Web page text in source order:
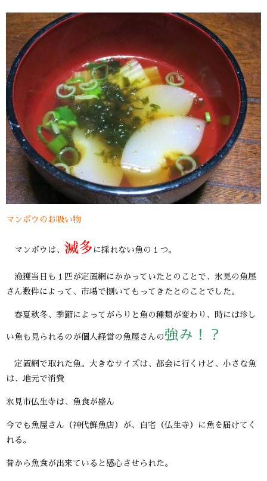
マンボウのお吸い物
マンボウは、 滅多 に採れない魚の１つ。
漁獲当日も１匹が定置網にかかっていたとのことで、氷見の魚屋
さん数件によって、市場で捌いてもってきたとのことでした。
春夏秋冬、季節によってがらりと魚の種類が変わり、時には珍し
い魚も見られるのが個人経営の魚屋さんの 強み！？
定置網で取れた魚。大きなサイズは、都会に行くけど、小さな魚
は、地元で消費
氷見市仏生寺は、魚食が盛ん
今でも魚屋さん（神代鮮魚店）が、自宅（仏生寺）に魚を届けてく
れる。
昔から魚食が出来ていると感心させられた。